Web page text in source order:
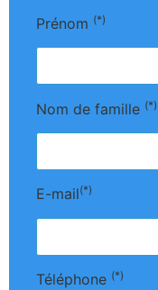
Prénom (*)
Nom de famille (*)
E-mail(*)
Téléphone (*)